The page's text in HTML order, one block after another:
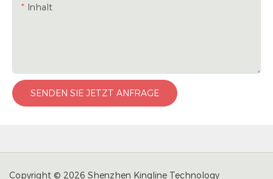
Inhalt
SENDEN SIE JETZT ANFRAGE
Copyright © 2026 Shenzhen Kingline Technology